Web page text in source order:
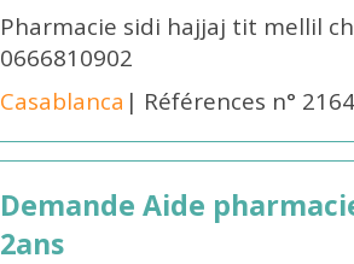
Pharmacie sidi hajjaj tit mellil
0666810902
Casablanca | Références n°
Demande Aide
2ans